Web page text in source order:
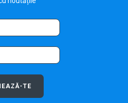
TE